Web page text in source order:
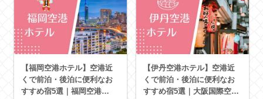
【福岡空港ホテル】空港近
くで前泊・後泊に便利なお
すすめ宿5選｜福岡空港
【伊丹空港ホテル】空港近
くで前泊・後泊に便利なお
すすめ宿5選｜大阪国際空港